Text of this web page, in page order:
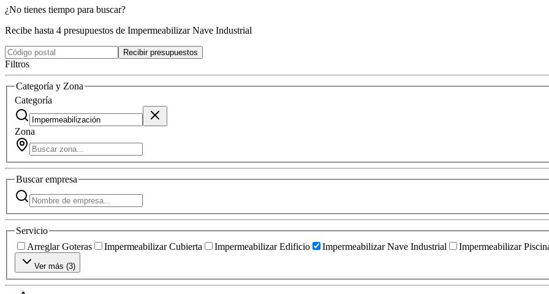
¿No tienes tiempo para buscar?
Recibe hasta 4 presupuestos de Impermeabilizar Nave Industrial
Recibir presupuestos
Filtros
Categoría y Zona
Categoría
Zona
Buscarempresa
Servicio
Arreglar Goteras
Impermeabilizar Cubierta Impermeabilizar Edificio Impermeabilizar Nave Industrial Impermeabilizar
Ver más (3)